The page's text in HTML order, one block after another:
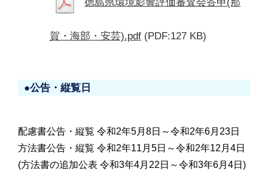
賀・海部・安芸).pdf (PDF:127 KB)
●公告・縦覧日
配慮書公告・縦覧 令和2年5月8日～令和2年6月23日
方法書公告・縦覧 令和2年11月5日～令和2年12月4日
(方法書の追加公表 令和3年4月22日～令和3年6月4日)